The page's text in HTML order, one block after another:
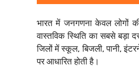
भारत में जनगणना केवल लोगों
वास्तविक स्थिति का सबसे बड़ा
जिलों में स्कूल, बिजली, पानी,
पर आधारित होती है।